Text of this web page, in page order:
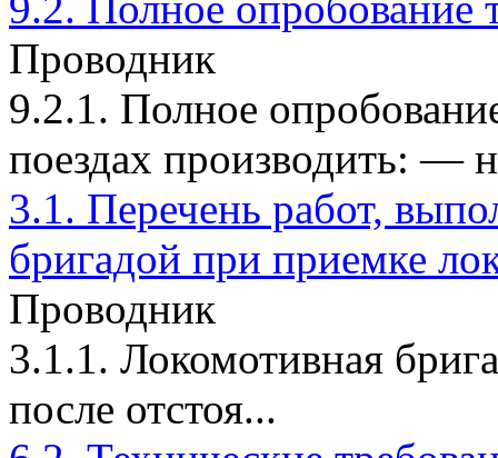
Проводник
9.2.1. Полное
поездах производить: —
3.1. Перечень работ,
бригадой при приемке
Проводник
3.1.1. Локомотивная
после отстоя...